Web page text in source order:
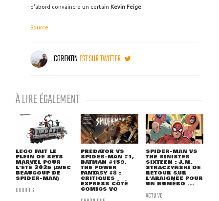
d'abord convaincre un certain Kevin Feige
Source
CORENTINEST SUR TWITTER
À LIRE ÉGALEMENT
LEGO FAIT LE
PLEIN DE SETS
MARVEL POUR
L'ÉTÉ 2025 (AVEC
BEAUCOUP DE
SPIDER-MAN)
GOODIES
PREDATOR VS
SPIDER-MAN #1,
BATMAN #159,
THE POWER
FANTASY #8 :
CRITIQUES
EXPRESS CÔTÉ
COMICS VO
SPIDER-MAN VS
THE SINISTER
SIXTEEN : J.M.
STRACZYNSKI DE
RETOUR SUR
L'ARAIGNÉE POUR
UN NUMÉRO ...
ACTU VO